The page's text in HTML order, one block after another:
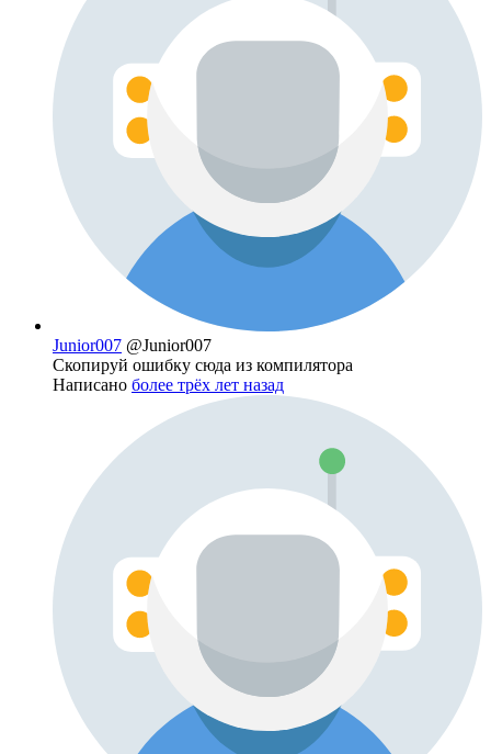
Junior007 @Junior007
Скопируй ошибку сюда из компилятора
Написано более трёх лет назад